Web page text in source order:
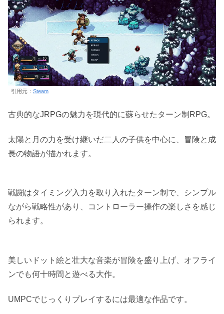
引用元： Steam
古典的なJRPGの魅力を現代的に蘇らせたターン制RPG。
太陽と月の力を受け継いだ二人の子供を中心に、冒険と成
長の物語が描かれます。
戦闘はタイミング入力を取り入れたターン制で、シンプル
ながら戦略性があり、コントローラー操作の楽しさを感じ
られます。
美しいドット絵と壮大な音楽が冒険を盛り上げ、オフライ
ンでも何十時間と遊べる大作。
UMPCでじっくりプレイするには最適な作品です。